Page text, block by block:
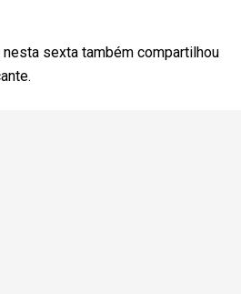
sexta também compartilhou